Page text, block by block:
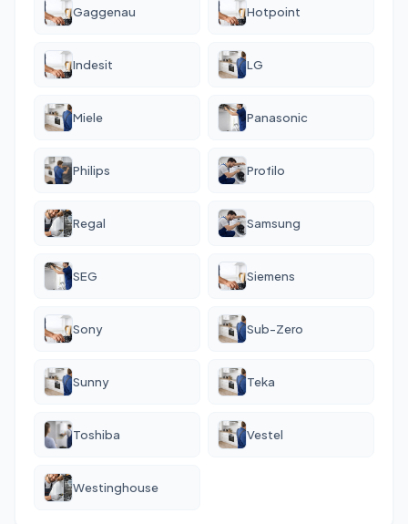
Gaggenau Hotpoint
Indesit LG
Miele Panasonic
Philips Profilo
Regal Samsung
SEG Siemens
Sony Sub-Zero
Sunny Teka
Toshiba Vestel
Westinghouse